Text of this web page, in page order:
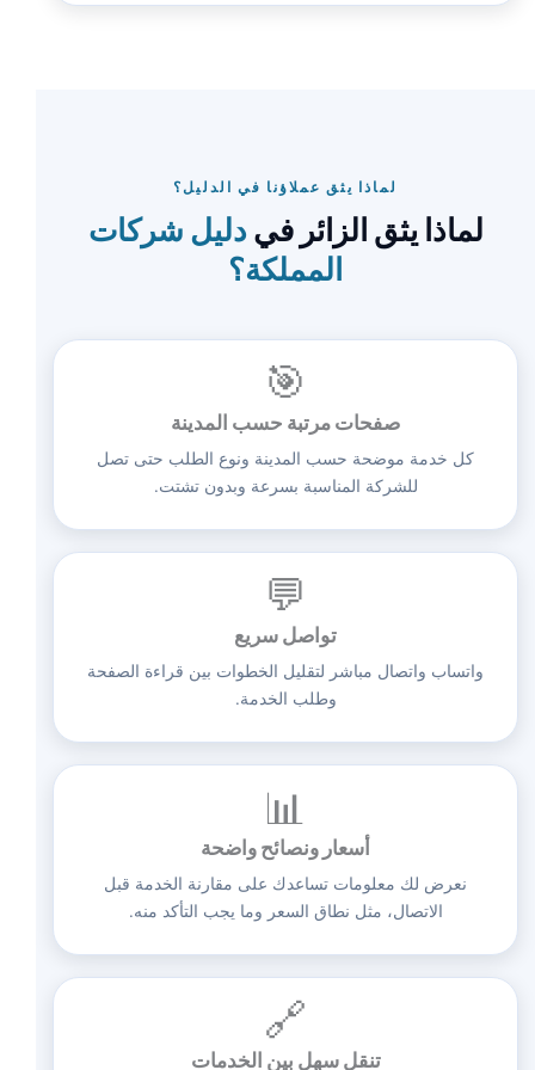
لماذا يثق عملاؤنا في الدليل؟
لماذا يثق الزائر فيدليل شركات
المملكة؟
🎯
صفحات مرتبة حسب المدينة
كل خدمة موضحة حسب المدينة ونوع الطلب حتى تصل
للشركة المناسبة بسرعة وبدون تشتت.
💬
تواصل سريع
واتساب واتصال مباشر لتقليل الخطوات بين قراءة الصفحة
وطلب الخدمة.
📊
أسعار ونصائح واضحة
نعرض لك معلومات تساعدك على مقارنة الخدمة قبل
الاتصال، مثل نطاق السعر وما يجب التأكد منه.
🔗
تنقل سهل بين الخدمات